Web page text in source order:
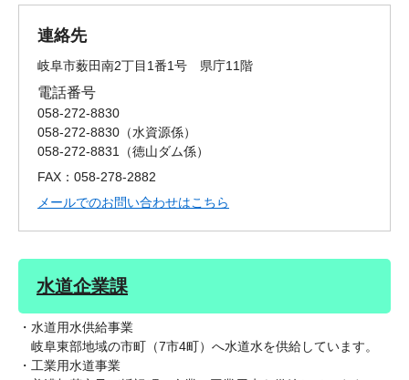
連絡先
岐阜市薮田南2丁目1番1号 県庁11階
電話番号
058-272-8830
058-272-8830
水資源係
058-272-8831
徳山ダム係
FAX：058-278-2882
メールでのお問い合わせはこちら
水道企業課
・水道用水供給事業
岐阜東部地域の市町（7市4町）へ水道水を供給しています。
・工業用水道事業